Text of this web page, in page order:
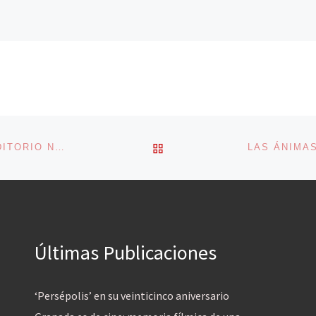
EL IMPERIO CONTRAATACA CON MÚSICA EN EL AUDITORIO NACIONAL VOLVER A LA LISTA DE
Últimas Publicaciones
‘Persépolis’ en su veinticinco aniversario